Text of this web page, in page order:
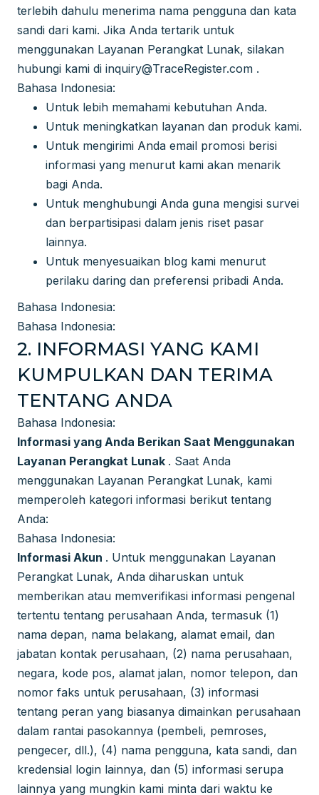
terlebih dahulu menerima nama pengguna dan kata
sandi dari kami. Jika Anda tertarik untuk
menggunakan Layanan Perangkat Lunak, silakan
hubungi kami di inquiry@TraceRegister.com .
Bahasa Indonesia:
Untuk lebih memahami kebutuhan Anda.
Untuk meningkatkan layanan dan produk kami.
Untuk mengirimi Anda email promosi berisi
informasi yang menurut kami akan menarik
bagi Anda.
Untuk menghubungi Anda guna mengisi survei
dan berpartisipasi dalam jenis riset pasar
lainnya.
Untuk menyesuaikan blog kami menurut
perilaku daring dan preferensi pribadi Anda.
Bahasa Indonesia:
Bahasa Indonesia:
2. INFORMASI YANG KAMI
KUMPULKAN DAN TERIMA
TENTANG ANDA
Bahasa Indonesia:
Informasi yang Anda Berikan Saat Menggunakan
Layanan Perangkat Lunak . Saat Anda
menggunakan Layanan Perangkat Lunak, kami
memperoleh kategori informasi berikut tentang
Anda:
Bahasa Indonesia:
Informasi Akun . Untuk menggunakan Layanan
Perangkat Lunak, Anda diharuskan untuk
memberikan atau memverifikasi informasi pengenal
tertentu tentang perusahaan Anda, termasuk (1)
nama depan, nama belakang, alamat email, dan
jabatan kontak perusahaan, (2) nama perusahaan,
negara, kode pos, alamat jalan, nomor telepon, dan
nomor faks untuk perusahaan, (3) informasi
tentang peran yang biasanya dimainkan perusahaan
dalam rantai pasokannya (pembeli, pemroses,
pengecer, dll.), (4) nama pengguna, kata sandi, dan
kredensial login lainnya, dan (5) informasi serupa
lainnya yang mungkin kami minta dari waktu ke